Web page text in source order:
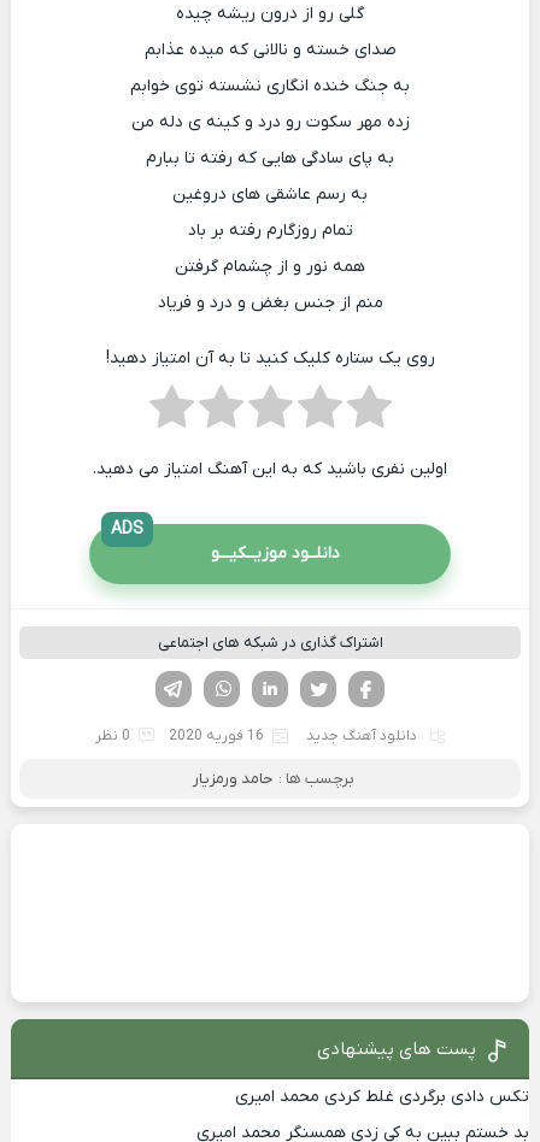
گلی رو از درون ریشه چیده
صدای خسته و نالانی که میده عذابم
به جنگ خنده انگاری نشسته توی خوابم
زده مهر سکوت رو درد و کینه ی دله من
به پای سادگی هایی که رفته تا ببارم
به رسم عاشقی های دروغین
تمام روزگارم رفته بر باد
همه نور و از چشمام گرفتن
منم از جنس بغض و درد و فریاد
روی یک ستاره کلیک کنید تا به آن امتیاز دهید!
اولین نفری باشید که به این آهنگ امتیاز می دهید.
دانلــود موزیــکیـــو
ADS
اشتراک گذاری در شبکه های اجتماعی
لینکدین تویتر
فیسوک
دانلود آهنگ جدید 16 فوریه 2020 0 نظر
برچسب ها : حامد ورمزیار
پست های پیشنهادی
تکس دادی برگردی غلط کردی محمد امیری
بد خستم ببین به کی زدی همسنگر محمد امیری